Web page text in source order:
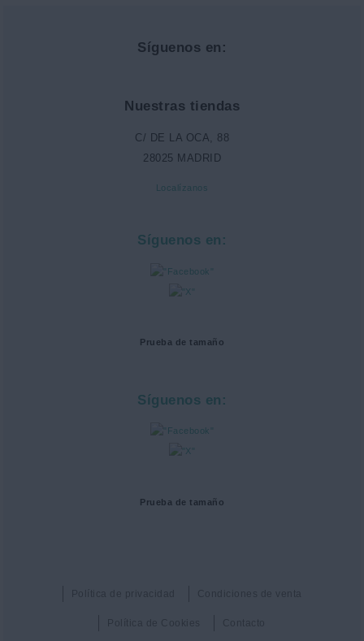
Síguenos en:
Nuestras tiendas
C/ DE LA OCA, 88
28025 MADRID
Localízanos
Síguenos en:
Prueba de tamaño
Síguenos en:
Prueba de tamaño
Política de privacidad Condiciones de venta
Política de Cookies Contacto